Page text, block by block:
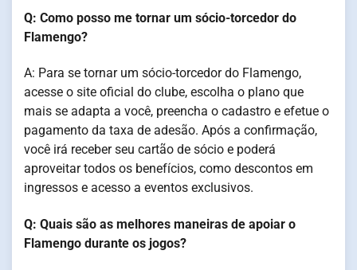
Q: Como posso me tornar um sócio-torcedor do
Flamengo?
A: Para se tornar um sócio-torcedor do Flamengo,
acesse o site oficial do clube, escolha o plano que
mais se adapta a você, preencha o cadastro e efetue o
pagamento da taxa de adesão. Após a confirmação,
você irá receber seu cartão de sócio e poderá
aproveitar todos os benefícios, como descontos em
ingressos e acesso a eventos exclusivos.
Q: Quais são as melhores maneiras de apoiar o
Flamengo durante os jogos?